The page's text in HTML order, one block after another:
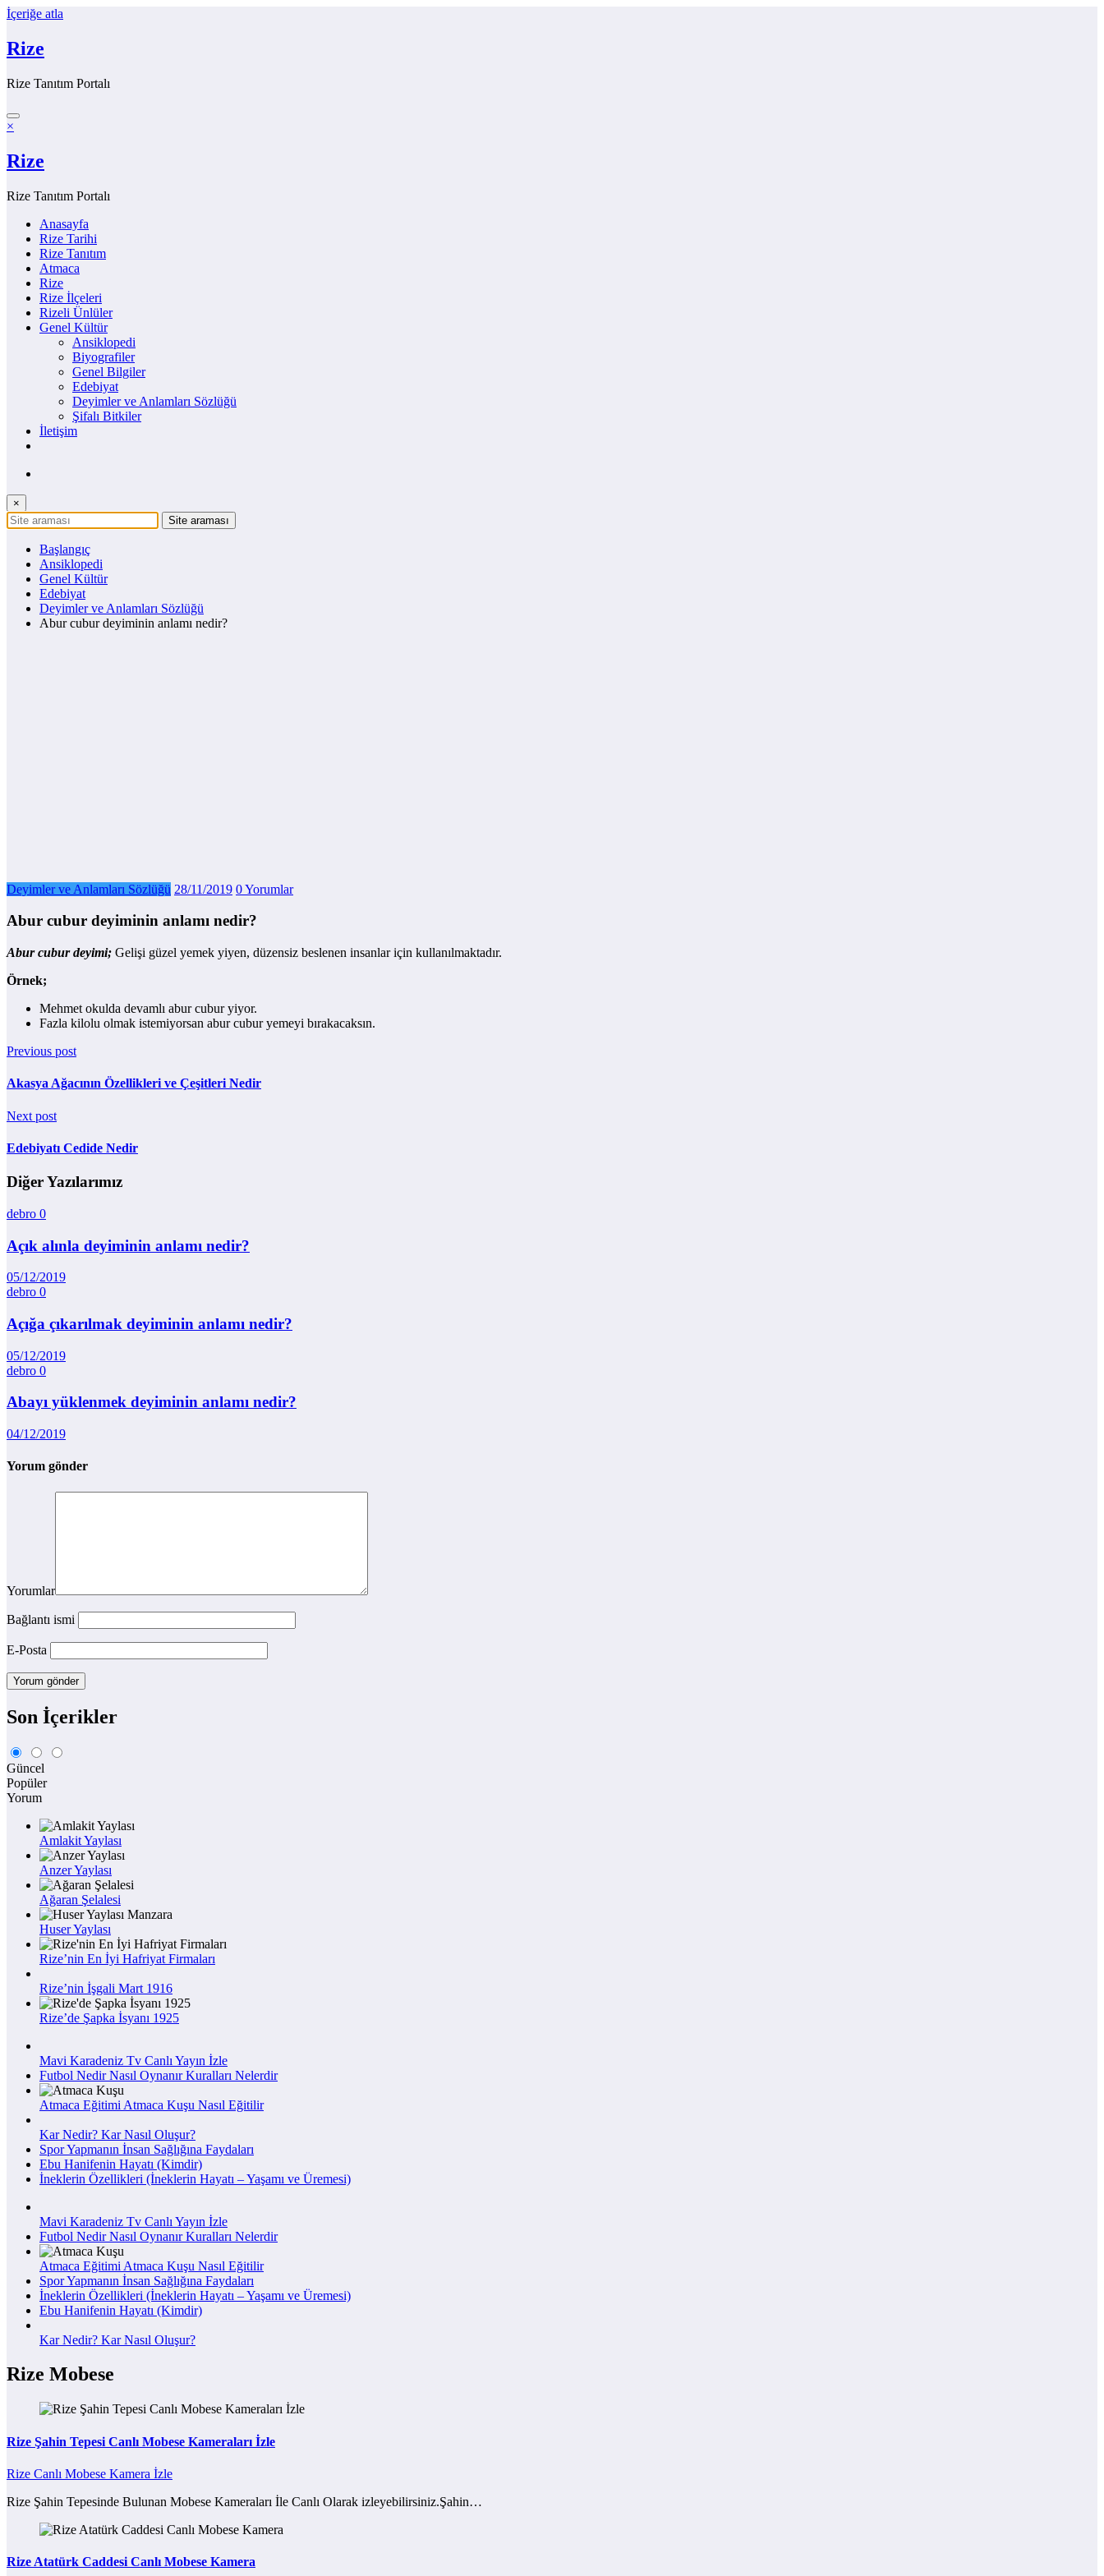
İçeriğe atla
Rize
Rize Tanıtım Portalı
×
Rize
Rize Tanıtım Portalı
Anasayfa
Rize Tarihi
Rize Tanıtım
Atmaca
Rize
Rize İlçeleri
Rizeli Ünlüler
Genel Kültür
Ansiklopedi
Biyografiler
Genel Bilgiler
Edebiyat
Deyimler ve Anlamları Sözlüğü
Şifalı Bitkiler
İletişim
×
Başlangıç
Ansiklopedi
Genel Kültür
Edebiyat
Deyimler ve Anlamları Sözlüğü
Abur cubur deyiminin anlamı nedir?
Deyimler ve Anlamları Sözlüğü 28/11/2019 0 Yorumlar
Abur cubur deyiminin anlamı nedir?
Abur cubur deyimi; Gelişi güzel yemek yiyen, düzensiz beslenen insanlar için kullanılmaktadır.
Örnek;
Mehmet okulda devamlı abur cubur yiyor.
Fazla kilolu olmak istemiyorsan abur cubur yemeyi bırakacaksın.
Previous post
Akasya Ağacının Özellikleri ve Çeşitleri Nedir
Next post
Edebiyatı Cedide Nedir
Diğer Yazılarımız
debro 0
Açık alınla deyiminin anlamı nedir?
05/12/2019
debro 0
Açığa çıkarılmak deyiminin anlamı nedir?
05/12/2019
debro 0
Abayı yüklenmek deyiminin anlamı nedir?
04/12/2019
Yorum gönder
Yorumlar
Bağlantı ismi
E-Posta
Son İçerikler
Güncel
Popüler
Yorum
Amlakit Yaylası
Anzer Yaylası
Ağaran Şelalesi
Huser Yaylası
Rize’nin En İyi Hafriyat Firmaları
Rize’nin İşgali Mart 1916
Rize’de Şapka İsyanı 1925
Mavi Karadeniz Tv Canlı Yayın İzle
Futbol Nedir Nasıl Oynanır Kuralları Nelerdir
Atmaca Eğitimi Atmaca Kuşu Nasıl Eğitilir
Kar Nedir? Kar Nasıl Oluşur?
Spor Yapmanın İnsan Sağlığına Faydaları
Ebu Hanifenin Hayatı (Kimdir)
İneklerin Özellikleri (İneklerin Hayatı – Yaşamı ve Üremesi)
Mavi Karadeniz Tv Canlı Yayın İzle
Futbol Nedir Nasıl Oynanır Kuralları Nelerdir
Atmaca Eğitimi Atmaca Kuşu Nasıl Eğitilir
Spor Yapmanın İnsan Sağlığına Faydaları
İneklerin Özellikleri (İneklerin Hayatı – Yaşamı ve Üremesi)
Ebu Hanifenin Hayatı (Kimdir)
Kar Nedir? Kar Nasıl Oluşur?
Rize Mobese
Rize Şahin Tepesi Canlı Mobese Kameraları İzle
Rize Canlı Mobese Kamera İzle
Rize Şahin Tepesinde Bulunan Mobese Kameraları İle Canlı Olarak izleyebilirsiniz.Şahin…
Rize Atatürk Caddesi Canlı Mobese Kamera